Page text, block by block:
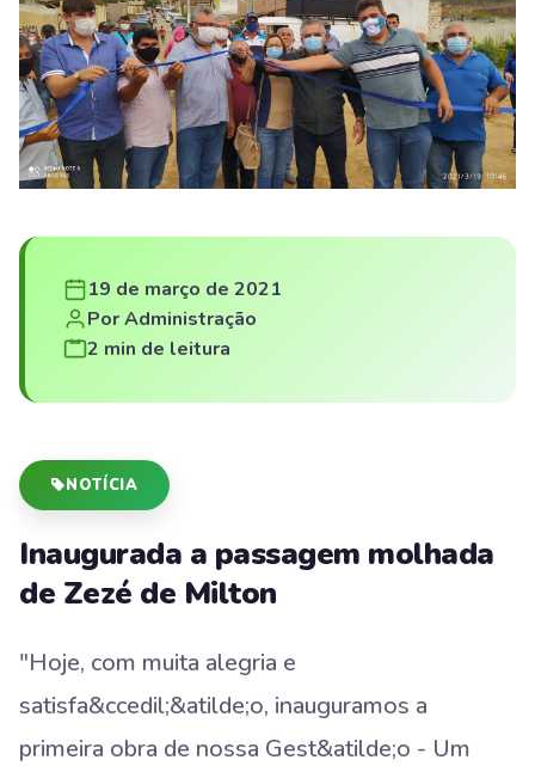
19 de março de 2021
Por Administração
2 min de leitura
NOTÍCIA
Inaugurada a passagem molhada
de Zezé de Milton
"Hoje, com muita alegria e
satisfa&ccedil;&atilde;o, inauguramos a
primeira obra de nossa Gest&atilde;o - Um